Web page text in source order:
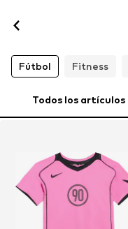
Fútbol
Fitness
Todos los artículos